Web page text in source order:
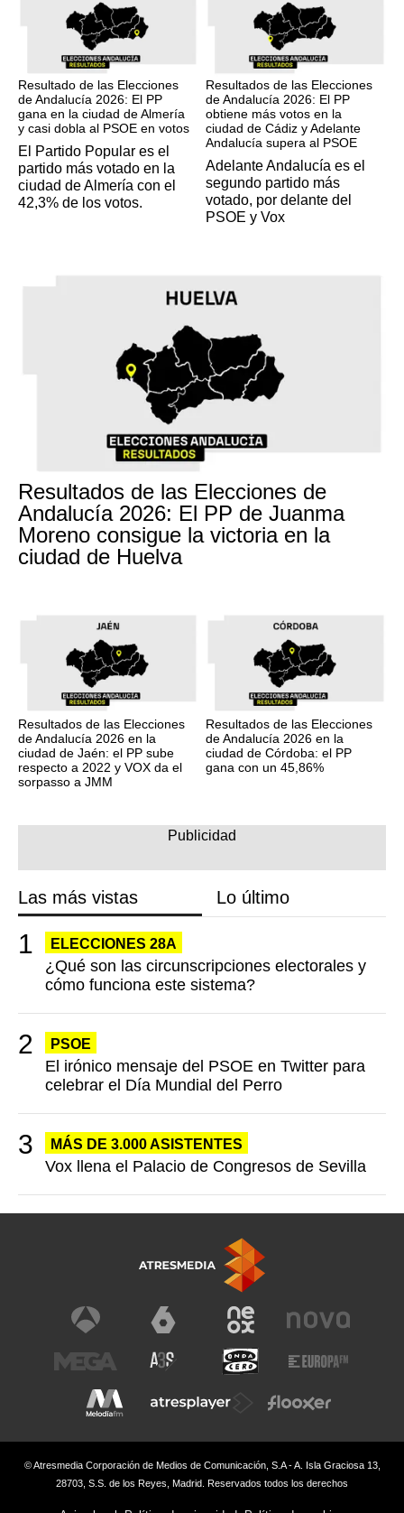
Resultado de las Elecciones
de Andalucía 2026: El PP
gana en la ciudad de Almería
y casi dobla al PSOE en votos
El Partido Popular es el
partido más votado en la
ciudad de Almería con el
42,3% de los votos.
Resultados de las Elecciones
de Andalucía 2026: El PP
obtiene más votos en la
ciudad de Cádiz y Adelante
Andalucía supera al PSOE
Adelante Andalucía es el
segundo partido más
votado, por delante del
PSOE y Vox
Resultados de las Elecciones de
Andalucía 2026: El PP de Juanma
Moreno consigue la victoria en la
ciudad de Huelva
Resultados de las Elecciones
de Andalucía 2026 en la
ciudad de Jaén: el PP sube
respecto a 2022 y VOX da el
sorpasso a JMM
Resultados de las Elecciones
de Andalucía 2026 en la
ciudad de Córdoba: el PP
gana con un 45,86%
Las más vistas Lo último
ELECCIONES 28A
¿Qué son las circunscripciones electorales y
cómo funciona este sistema?
PSOE
El irónico mensaje del PSOE en Twitter para
celebrar el Día Mundial del Perro
MÁS DE 3.000 ASISTENTES
Vox llena el Palacio de Congresos de Sevilla
© Atresmedia Corporación de Medios de Comunicación, S.A - A. Isla Graciosa 13,
28703, S.S. de los Reyes, Madrid. Reservados todos los derechos